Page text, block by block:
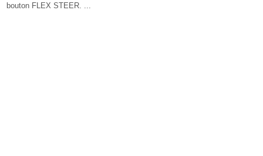
bouton FLEX STEER. ...